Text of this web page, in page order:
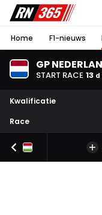
Home F1-nieuws
GP
START RACE 13 d
Kwalificatie
Race